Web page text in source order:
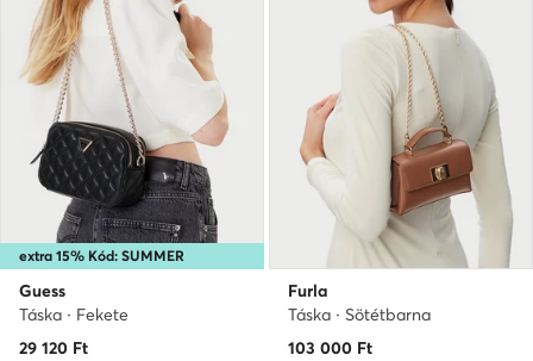
extra 15% Kód: SUMMER
Guess
Táska · Fekete
29 120 Ft
Furla
Táska · Sötétbarna
103 000 Ft